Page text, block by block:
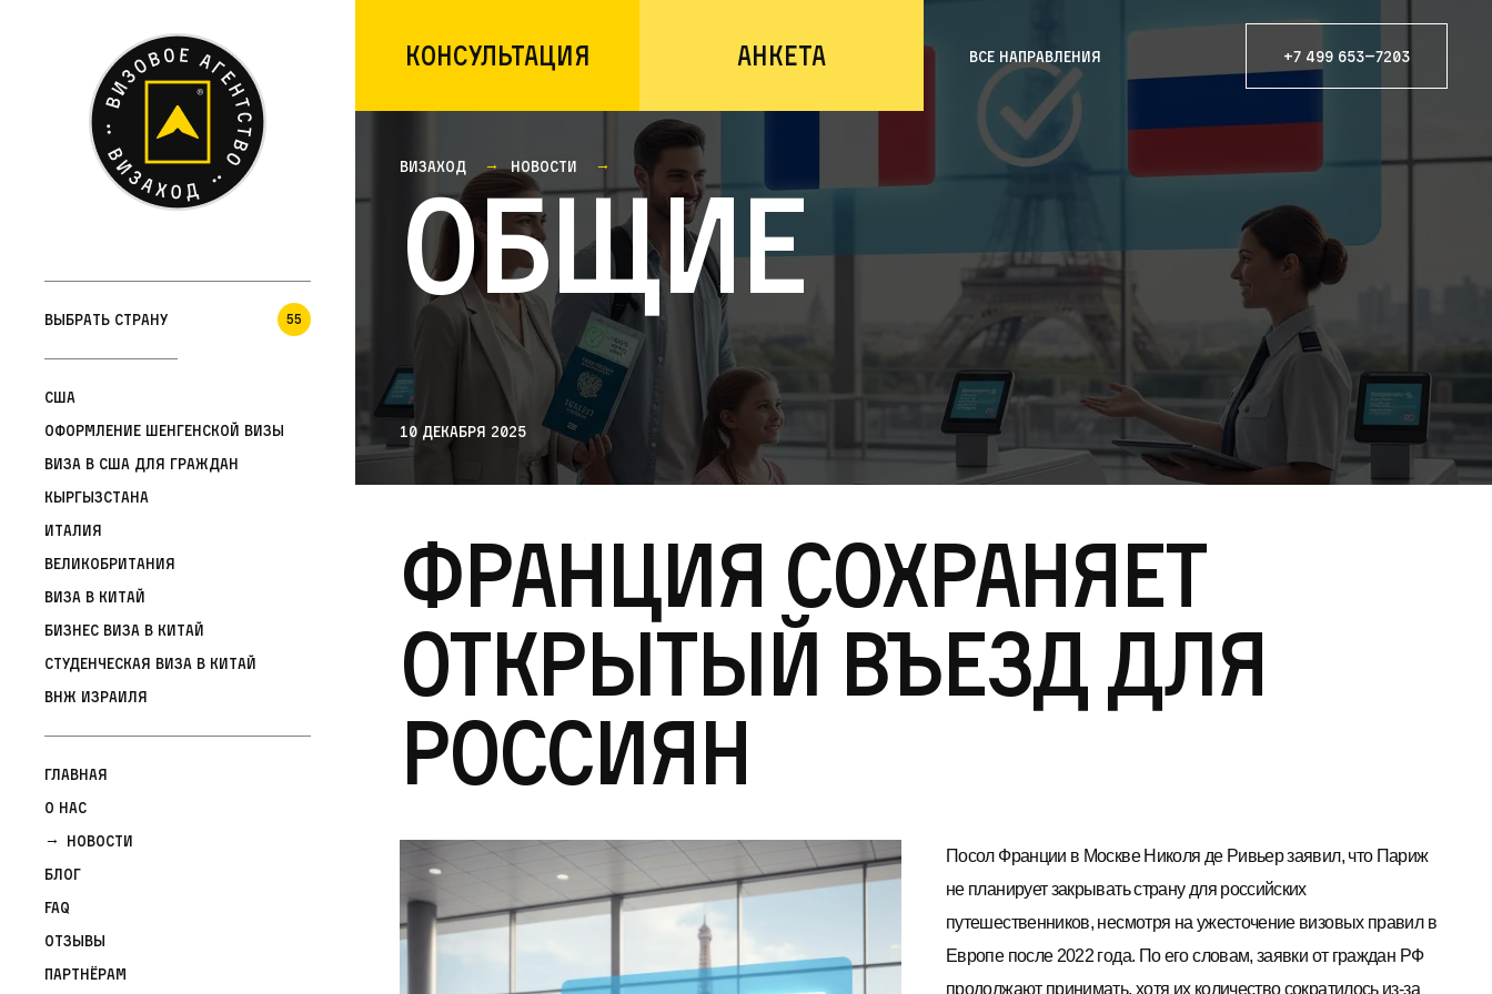
Консультация Анкета Все направления +7 499 653—7203
Выбрать страну 55
США
Оформление шенгенской визы
Виза в США для граждан
Кыргызстана
Италия
Великобритания
Виза в Китай
Бизнес виза в Китай
Студенческая виза в Китай
ВНЖ Израиля
Главная
О нас
Новости
Блог
FAQ
Отзывы
Партнёрам
Визаход Новости
Общие
10 декабря 2025
Франция сохраняет
открытый въезд для
россиян
Посол Франции в Москве Николя де Ривьер заявил, что Париж
не планирует закрывать страну для российских
путешественников, несмотря на ужесточение визовых правил в
Европе после 2022 года. По его словам, заявки от граждан РФ
продолжают принимать, хотя их количество сократилось из-за